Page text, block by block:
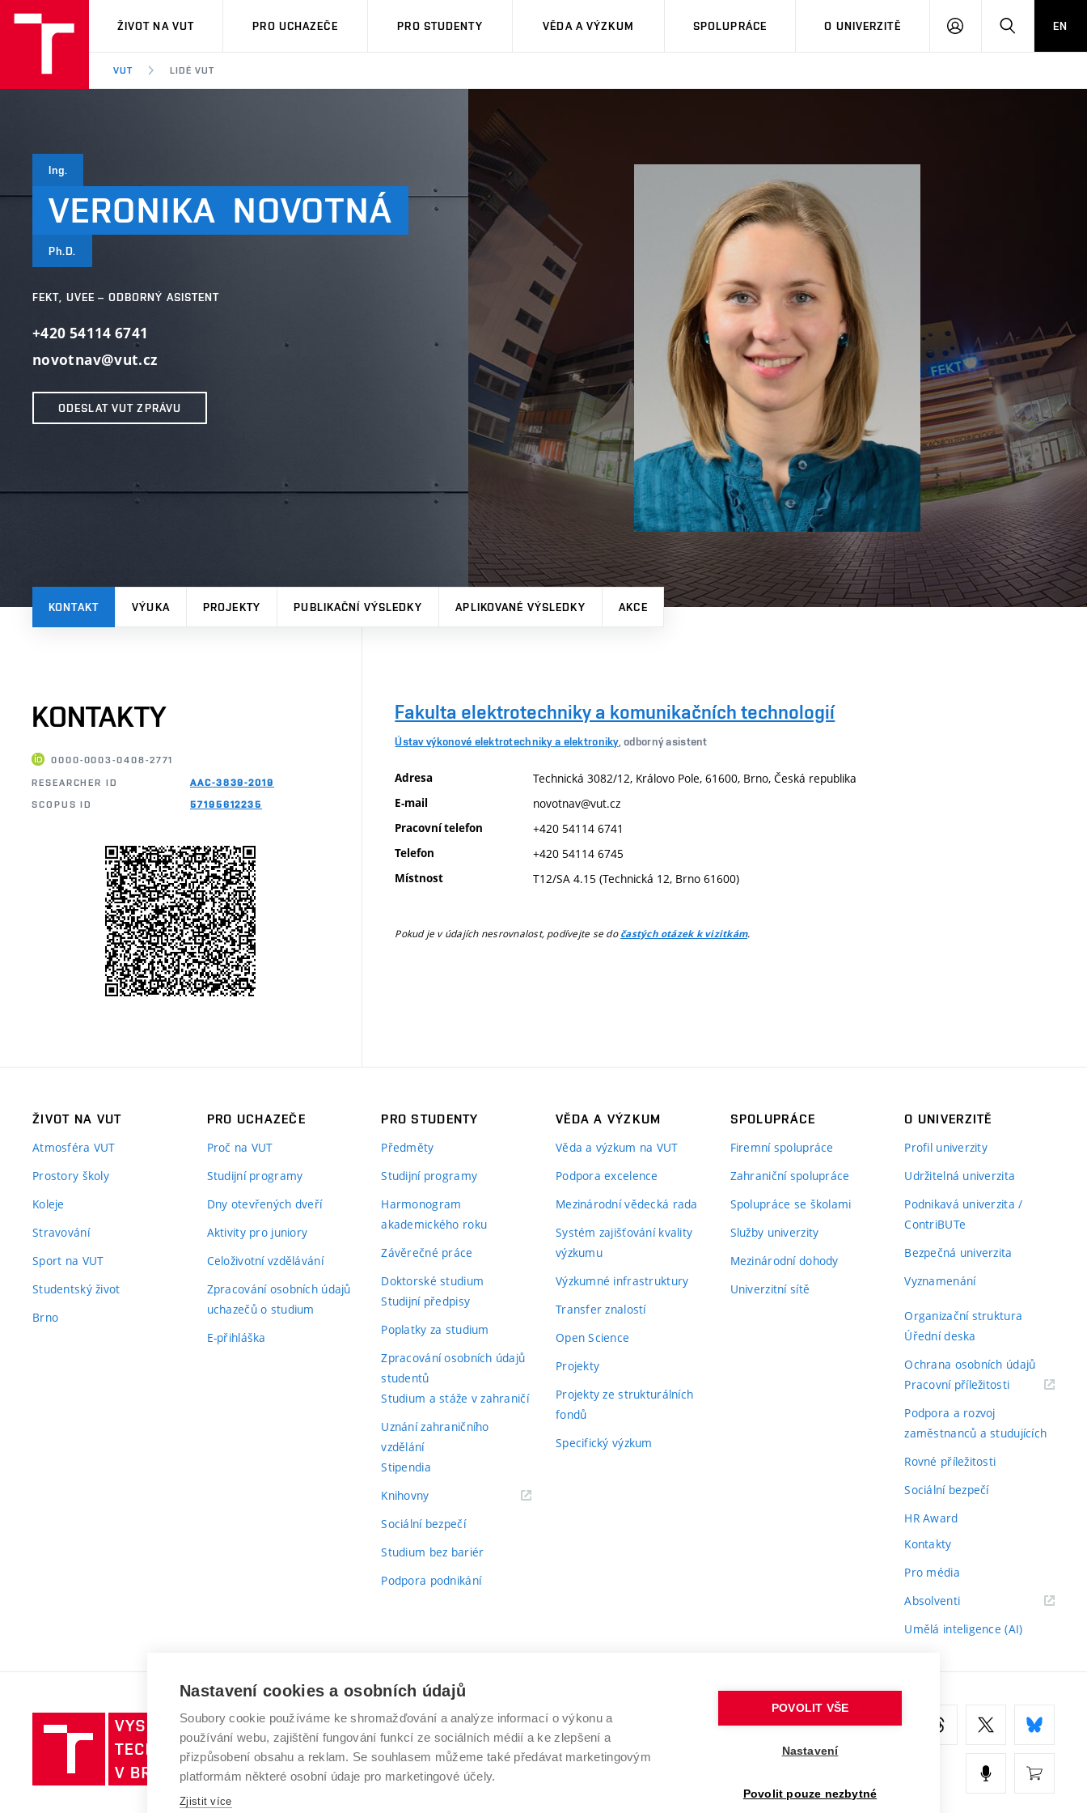
VUT
ŽIVOT NA VUT PRO UCHAZEČE PRO STUDENTY VĚDA A VÝZKUM SPOLUPRÁCE O UNIVERZITĚ
PŘIHLÁSIT HLEDATEN
VUT LIDÉ VUT
Ing.
VERONIKA NOVOTNÁ
Ph.D.
FEKT, UVEE – ODBORNÝ ASISTENT
+420 54114 6741
novotnav@vut.cz
ODESLAT VUT ZPRÁVU
KONTAKT VÝUKA PROJEKTY PUBLIKAČNÍ VÝSLEDKY APLIKOVANÉ VÝSLEDKY AKCE
KONTAKTY
0000-0003-0408-2771
RESEARCHER ID
AAC-3839-2019
SCOPUS ID
57195612235
Fakulta elektrotechniky a komunikačních technologií
Ústav výkonové elektrotechniky a elektroniky, odborný asistent
Adresa Technická 3082/12, Královo Pole, 61600, Brno, Česká republika
E-mail novotnav@vut.cz
Pracovní telefon +420 54114 6741
Telefon +420 54114 6745
Místnost T12/SA 4.15 (Technická 12, Brno 61600)
Pokud je v údajích nesrovnalost, podívejte se dočastých otázek k vizitkám.
ŽIVOT NA VUT
Atmosféra VUT
Prostory školy
Koleje
Stravování
Sport na VUT
Studentský život
Brno
PRO UCHAZEČE
Proč na VUT
Studijní programy
Dny otevřených dveří
Aktivity pro juniory
Celoživotní vzdělávání
Zpracování osobních údajů
uchazečů o studium
E-přihláška
PRO STUDENTY
Předměty
Studijní programy
Harmonogram
akademického roku
Závěrečné práce
Doktorské studium
Studijní předpisy
Poplatky za studium
Zpracování osobních údajů
studentů
Studium a stáže v zahraničí
Uznání zahraničního
vzdělání
Stipendia
Knihovny(externí
Sociální bezpečí
Studium bez bariér
Podpora podnikání
VĚDA A VÝZKUM
Věda a výzkum na VUT
Podpora excelence
Mezinárodní vědecká rada
Systém zajišťování kvality
výzkumu
Výzkumné infrastruktury
Transfer znalostí
Open Science
Projekty
Projekty ze strukturálních
fondů
Specifický výzkum
SPOLUPRÁCE
Firemní spolupráce
Zahraniční spolupráce
Spolupráce se školami
Služby univerzity
Mezinárodní dohody
Univerzitní sítě
O UNIVERZITĚ
Profil univerzity
Udržitelná univerzita
Podnikavá univerzita /
ContriBUTe
Bezpečná univerzita
Vyznamenání
Organizační struktura
Úřední deska
Ochrana osobních údajů
Pracovní příležitosti(externí
Podpora a rozvoj
zaměstnanců a studujících
Rovné příležitosti
Sociální bezpečí
HR Award
Kontakty
Pro média
Absolventi(externí
Umělá inteligence (AI)
Vysoké
učení
technické
v
VYSOKÉ UČENÍ TECHNICKÉ V BRNĚ
Antonínská 548/1
602 00 Brno
www.vut.cz
Nastavení cookies a osobních údajů
Soubory cookie používáme ke shromažďování a analýze informací o výkonu a
používání webu, zajištění fungování funkcí ze sociálních médií a ke zlepšení a
přizpůsobení obsahu a reklam. Se souhlasem můžeme také předávat marketingovým
platformám některé osobní údaje pro marketingové účely.
Zjistit více
POVOLIT VŠE
Nastavení
Povolit pouze nezbytné